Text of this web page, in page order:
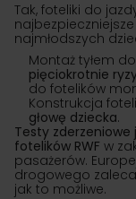
Tak, foteliki do
najmłodszych
Montaż tyłem
pięciokrotnie
do fotelików
Konstrukcja
głowę dziecka.
Testy
fotelików RWF w
pasażerów.
drogowego
jak to możliwe.